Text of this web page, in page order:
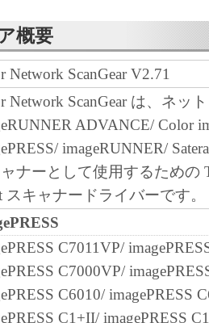
社
概要
Network ScanGear V2.71
Network ScanGear は、ネッ
ADVANCE/ Color
imageRUNNER/
ナーとして使用するための
スキャナードライバーです。
C7011VP/
C7000VP/
C6010/ imagePRESS
C1+II/ imagePRESS